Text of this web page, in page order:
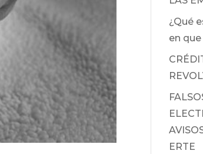
¿Qué
en
ERTE